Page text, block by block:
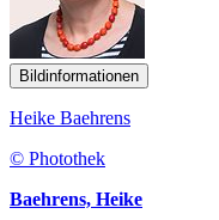
Bildinformationen
Heike Baehrens
© Photothek
Baehrens, Heike